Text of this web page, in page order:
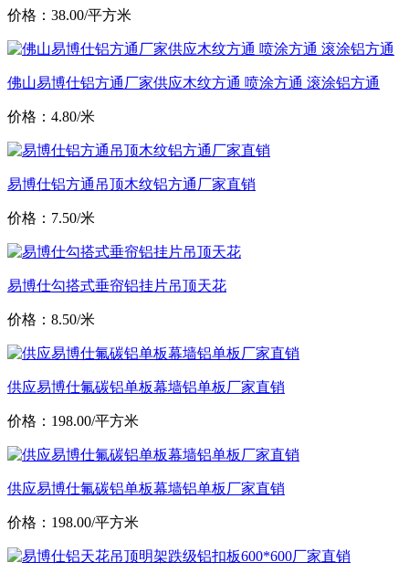
价格：38.00/平方米
佛山易博仕铝方通厂家供应木纹方通 喷涂方通 滚涂铝方通
价格：4.80/米
易博仕铝方通吊顶木纹铝方通厂家直销
价格：7.50/米
易博仕勾搭式垂帘铝挂片吊顶天花
价格：8.50/米
供应易博仕氟碳铝单板幕墙铝单板厂家直销
价格：198.00/平方米
供应易博仕氟碳铝单板幕墙铝单板厂家直销
价格：198.00/平方米